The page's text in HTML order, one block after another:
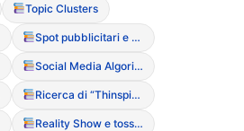
Topic Clusters
Spot pubblicitari e messaggi subliminali
Social Media Algorithms (funzionamento sui trigger)
Ricerca di “Thinspiration” / “Meanspo”
Reality Show e tossicit? alimentare